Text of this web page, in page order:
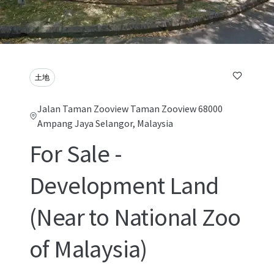
土地
Jalan Taman Zooview Taman Zooview 68000
Ampang Jaya Selangor, Malaysia
For Sale -
Development Land
(Near to National Zoo
of Malaysia)